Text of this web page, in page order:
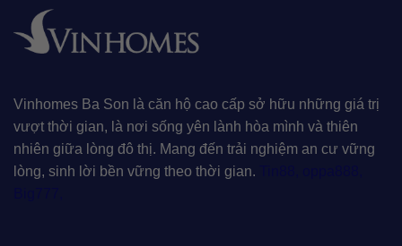
Vinhomes Ba Son là căn hộ cao cấp sở hữu những giá trị
vượt thời gian, là nơi sống yên lành hòa mình và thiên
nhiên giữa lòng đô thị. Mang đến trải nghiệm an cư vững
lòng, sinh lời bền vững theo thời gian.